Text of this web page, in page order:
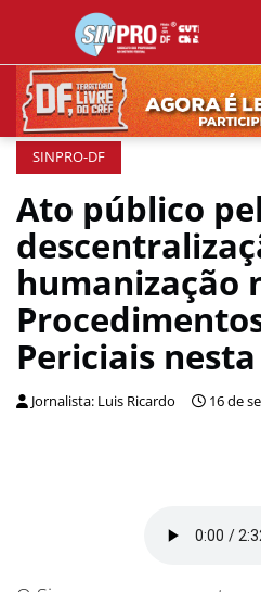
SINPRO-DF
Ato público
humanização
Periciais
Jornalista: Luis Ricardo 16 de